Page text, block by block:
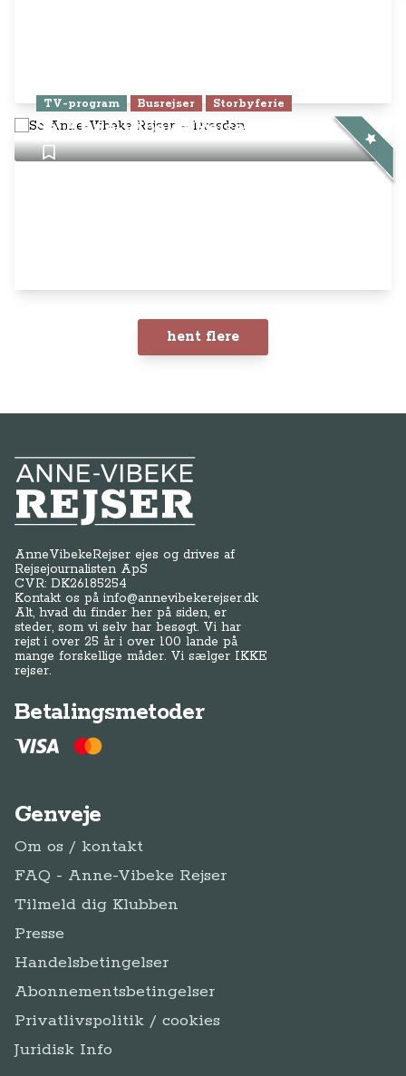
TV-program Busrejser Storbyferie
Se Anne-Vibeke Rejser – Dresden
hent flere
Anne-Vibeke Rejser
AnneVibekeRejser ejes og drives af
Rejsejournalisten ApS
CVR: DK26185254
Kontakt os påinfo@annevibekerejser.dk
Alt, hvad du finder her på siden, er
steder, som vi selv har besøgt. Vi har
rejst i over 25 år i over 100 lande på
mange forskellige måder. Vi sælger IKKE
rejser.
Betalingsmetoder
Genveje
Om os / kontakt
FAQ - Anne-Vibeke Rejser
Tilmeld dig Klubben
Presse
Handelsbetingelser
Abonnementsbetingelser
Privatlivspolitik / cookies
Juridisk Info